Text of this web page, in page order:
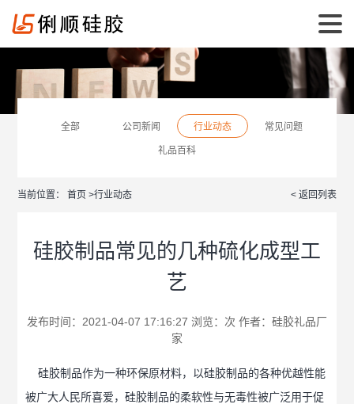
全部 公司新闻 行业动态 常见问题
礼品百科
当前位置： 首页>行业动态 < 返回列表
硅胶制品常见的几种硫化成型工
艺
发布时间：2021-04-07 17:16:27 浏览： 次 作者： 硅胶礼品厂
家
硅胶制品作为一种环保原材料，以硅胶制品的各种优越性能
被广大人民所喜爱，硅胶制品的柔软性与无毒性被广泛用于促